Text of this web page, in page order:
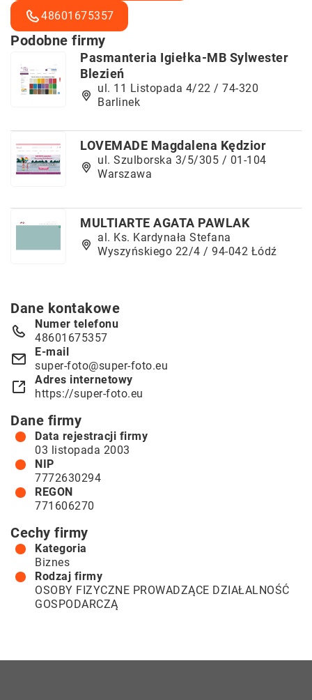
48601675357
Podobne firmy
Pasmanteria Igiełka-MB Sylwester
Blezień
ul. 11 Listopada 4/22 / 74-320
Barlinek
LOVEMADE Magdalena Kędzior
ul. Szulborska 3/5/305 / 01-104
Warszawa
MULTIARTE AGATA PAWLAK
al. Ks. Kardynała Stefana
Wyszyńskiego 22/4 / 94-042 Łódź
Dane kontakowe
Numer telefonu
48601675357
E-mail
super-foto@super-foto.eu
Adres internetowy
https://super-foto.eu
Dane firmy
Data rejestracji firmy
03 listopada 2003
NIP
7772630294
REGON
771606270
Cechy firmy
Kategoria
Biznes
Rodzaj firmy
OSOBY FIZYCZNE PROWADZĄCE DZIAŁALNOŚĆ
GOSPODARCZĄ